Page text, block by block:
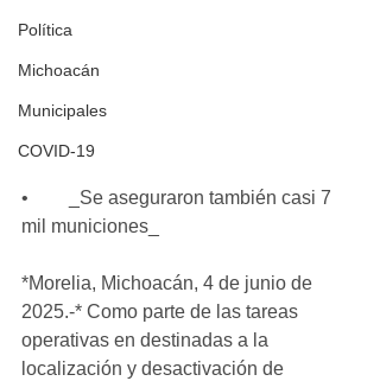
Política
Michoacán
Municipales
COVID-19
•	_Se aseguraron también casi 7
mil municiones_
*Morelia, Michoacán, 4 de junio de
2025.-* Como parte de las tareas
operativas en destinadas a la
localización y desactivación de